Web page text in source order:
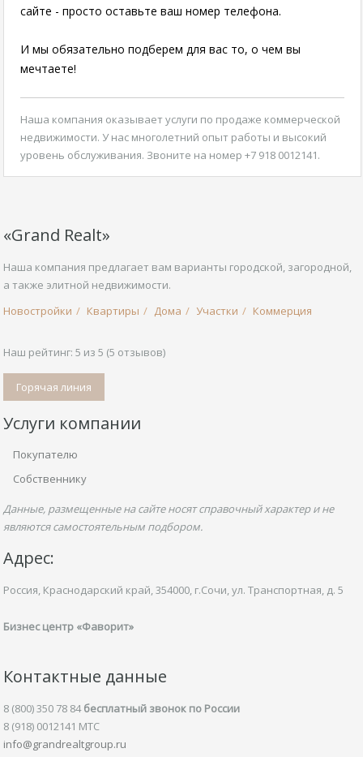
сайте - просто оставьте ваш номер телефона.
И мы обязательно подберем для вас то, о чем вы
мечтаете!
Наша компания оказываетуслуги по продаже коммерческой
недвижимости. У нас многолетний опыт работы и высокий
уровень обслуживания. Звоните на номер +7 918 0012141.
«Grand Realt»
Наша компания предлагает вам варианты городской, загородной,
а также элитной недвижимости.
Новостройки
Квартиры Дома Участки Коммерция
Наш рейтинг: 5 из 5 (5 отзывов)
Горячая линия
Услуги компании
Покупателю
Собственнику
Данные, размещенные на сайте носят справочный характер и не
являются самостоятельным подбором.
Адрес:
Россия, Краснодарский край,354000, г.Сочи, ул. Транспортная, д. 5
Бизнес центр «Фаворит»
Контактные данные
8 (800) 350 78 84бесплатный звонок по России
8 (918) 0012141 MTC
info@grandrealtgroup.ru